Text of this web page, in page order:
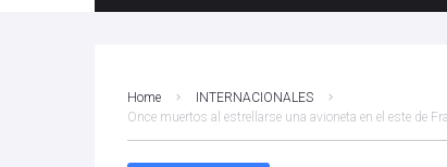
Home
INTERNACIONALES
Once muertos al estrellarse una avioneta en el este de